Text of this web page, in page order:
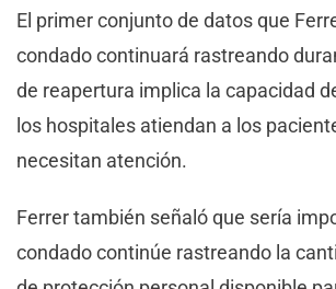
El primer conjunto de datos que
condado continuará rastreando
de reapertura implica la capacidad
los hospitales atiendan a los
necesitan atención.
Ferrer también señaló que sería
condado continúe rastreando la